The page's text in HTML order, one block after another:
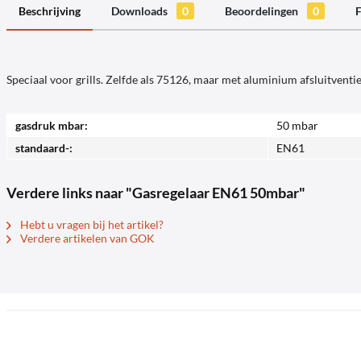
Beschrijving Downloads 0 Beoordelingen 0
Speciaal voor grills. Zelfde als 75126, maar met aluminium
gasdruk mbar:
50 mbar
standaard-:
EN61
Verdere links naar "Gasregelaar EN61 50mbar"
Hebt u vragen bij het artikel?
Verdere artikelen van GOK